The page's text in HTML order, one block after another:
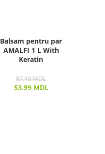
Balsam pentru par
AMALFI 1 L With
Keratin
87.10MDL
53.99 MDL